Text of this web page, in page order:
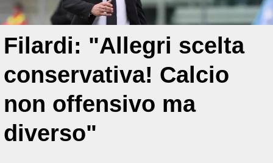
Filardi: "Allegri scelta
conservativa! Calcio
non offensivo ma
diverso"